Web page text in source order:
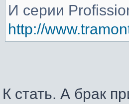
И серии
http://
К стать. А брак